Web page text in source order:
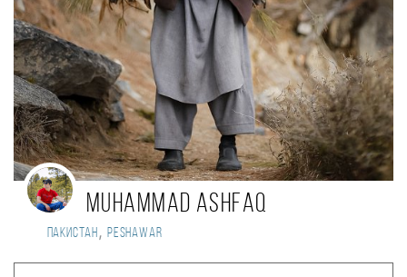
Muhammad Ashfaq
Пакистан , Peshawar